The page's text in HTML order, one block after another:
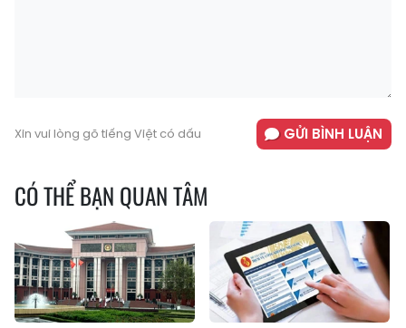
Xin vui lòng gõ tiếng Việt có dấu GỬI BÌNH LUẬN
CÓ THỂ BẠN QUAN TÂM